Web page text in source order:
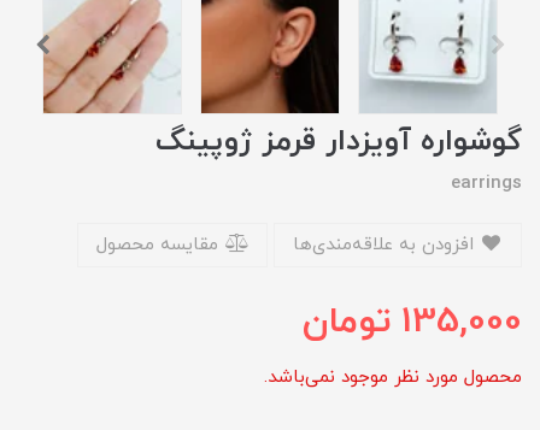
گوشواره آویزدار قرمز ژوپینگ
earrings
مقایسه محصول
135,000 تومان
محصول مورد نظر موجود نمی‌باشد.